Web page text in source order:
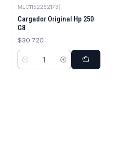
MLC1152252173
Cargador Original Hp 250
G8
$30.720
Cantidad